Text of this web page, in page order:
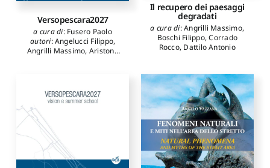
Versopescara2027
a cura di: Fusero Paolo
autori:Angelucci Filippo,
Angrilli Massimo, Aristone
Stefania,Carbonara
Sebastiano,D'Avino Stefano
De Matteis Gianfranco
Bucchianico Giuseppe
Nicolantonio Massimo
Sivo Michele
Matteo,Ferrini Susanna
Forlani Maria Cristina
Ghelli
Cynthia ,Ghisetti Giavarina
Il recupero dei paesaggi
degradati
a cura di:Angrilli Massimo,
Boschi Filippo,Corrado
Rocco, Dattilo Antonio